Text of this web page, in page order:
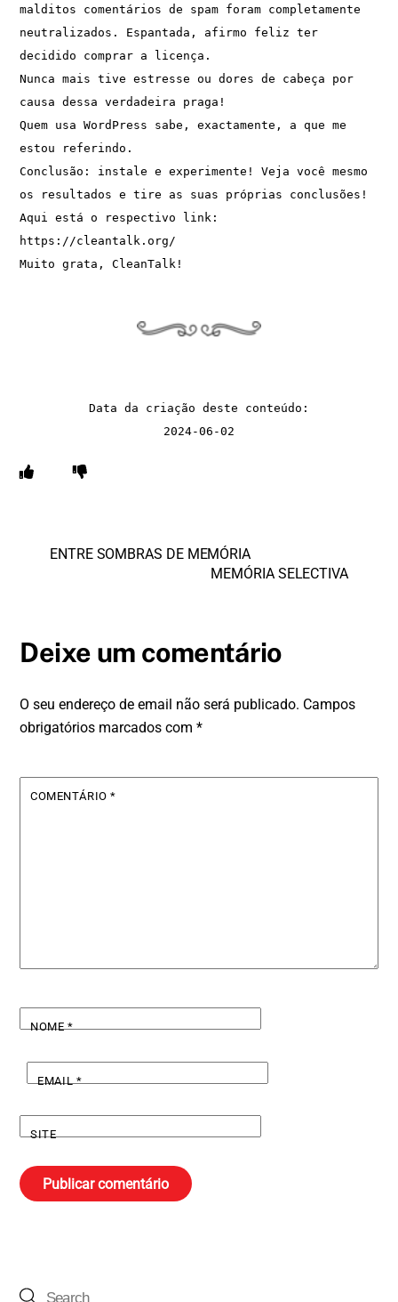
malditos comentários de spam foram completamente
neutralizados. Espantada, afirmo feliz ter
decidido comprar a licença.
Nunca mais tive estresse ou dores de cabeça por
causa dessa verdadeira praga!
Quem usa WordPress sabe, exactamente, a que me
estou referindo.
Conclusão: instale e experimente! Veja você mesmo
os resultados e tire as suas próprias conclusões!
Aqui está o respectivo link:
https://cleantalk.org/
Muito grata, CleanTalk!
Data da criação deste conteúdo:
2024-06-02
ENTRE SOMBRAS DE MEMÓRIA
MEMÓRIA SELECTIVA
Deixe um comentário
O seu endereço de email não será publicado. Campos
obrigatórios marcados com*
COMENTÁRIO*
NOME*
EMAIL*
SITE